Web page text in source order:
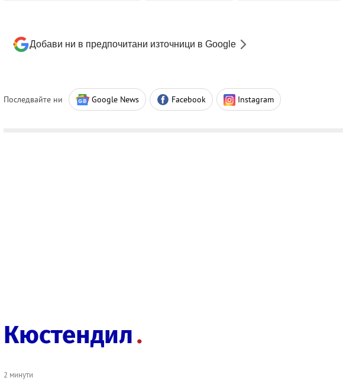
Добави ни в предпочитани източници в Google
Последвайте ни Google News Facebook Instagram
Кюстендил
2 минути